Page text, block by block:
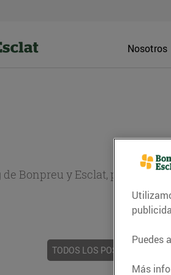
Nosotros
de Bonpreu y Esclat, puedes
TODOS LOS POSTS
Puedes
Más